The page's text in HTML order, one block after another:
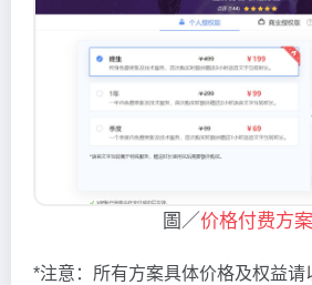
圖／价格付费方案
*注意：所有方案具体价格及权益请